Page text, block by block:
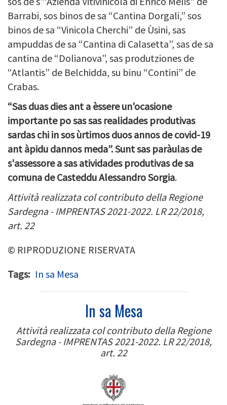
Barrabi, sos binos de sa “Cantina Dorgali,” sos
binos de sa “Vinicola Cherchi” de Ùsini, sas
ampuddas de sa “Cantina di Calasetta”, sas de sa
cantina de “Dolianova”, sas produtziones de
“Atlantis” de Belchidda, su binu “Contini” de
Crabas.
“Sas duas dies ant a èssere un'ocasione
importante po sas sas realidades produtivas
sardas chi in sos ùrtimos duos annos de covid-19
ant àpidu dannos meda”. Sunt sas paràulas de
s'assessore a sas atividades produtivas de sa
comuna de Casteddu Alessandro Sorgia.
Attività realizzata col contributo della Regione
Sardegna - IMPRENTAS 2021-2022. LR 22/2018,
art. 22
© RIPRODUZIONE RISERVATA
Tags
In sa Mesa
In sa Mesa
Attività realizzata col contributo della Regione
Sardegna - IMPRENTAS 2021-2022. LR 22/2018,
art. 22